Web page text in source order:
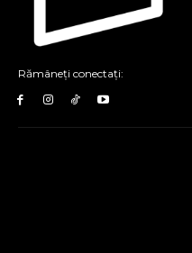
Rămâneți conectați: